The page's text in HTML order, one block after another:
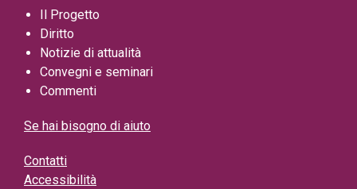
Il Progetto
Diritto
Notizie di attualità
Convegni e seminari
Commenti
Se hai bisogno di aiuto
Contatti
Accessibilità